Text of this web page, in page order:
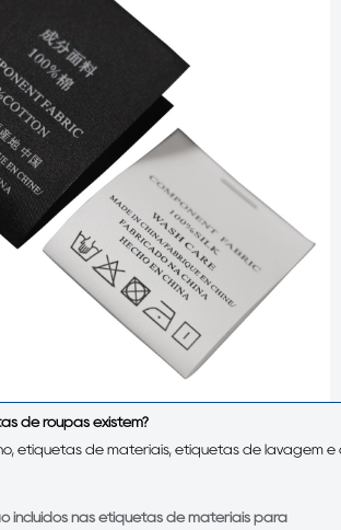
de roupas existem?
etiquetas de materiais, etiquetas de lavagem
incluídos nas etiquetas de materiais para